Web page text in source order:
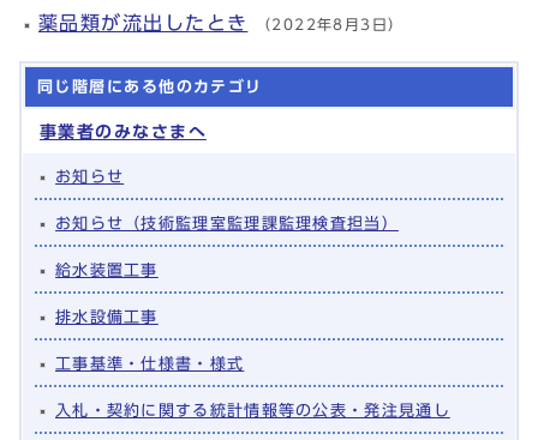
薬品類が流出したとき （2022年8月3日）
同じ階層にある他のカテゴリ
事業者のみなさまへ
お知らせ
お知らせ（技術監理室監理課監理検査担当）
給水装置工事
排水設備工事
工事基準・仕様書・様式
入札・契約に関する統計情報等の公表・発注見通し